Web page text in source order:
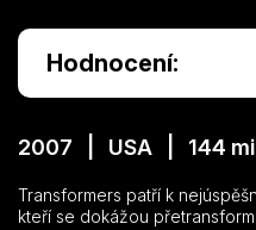
Hodnocení:
2007 | USA | 144
Transformers patří k
kteří se dokážou